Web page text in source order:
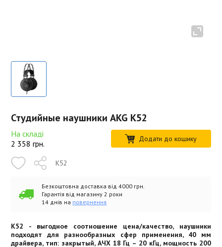
Студийные наушники AKG K52
На складі
2 358 грн. Додати до кошику
K52
Безкоштовна доставка від 4000 грн.
Гарантія від магазину 2 роки
14 днів на повернення
K52 - выгодное соотношение цена/качество, наушники
подходят для разнообразных сфер применения, 40 мм
драйвера, тип: закрытый, АЧХ 18 Гц – 20 кГц, мощность 200